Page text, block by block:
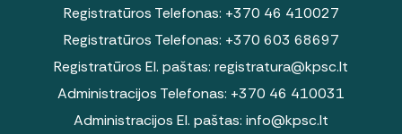
Registratūros Telefonas: +370 46 410027
Registratūros Telefonas: +370 603 68697
Registratūros El. paštas: registratura@kpsc.lt
Administracijos Telefonas: +370 46 410031
Administracijos El. paštas: info@kpsc.lt